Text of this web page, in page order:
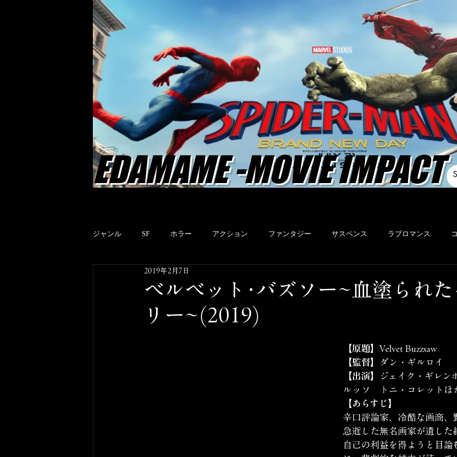
EDAMAME -MOVIE IMPACT
ジャンル SF ホラー アクション ファンタジー サスペンス ラブロマンス
アニメーション ドキュメンタリー
クリーチャー B級 邦画 洋画
未体験ゾーンの映画たち
ベルベット･バズソー~血塗られ
リー~(2019)
2019年2月7日
【原題】Velvet Buzzsaw
【監督】
ダン・ギルロイ
【出演】
ジェイク・ギレン
ルッソ　トニ・コレットほ
【あらすじ】
辛口評論家、冷酷な画商、
急逝した無名画家が遺した
自己の利益を得ようと目論